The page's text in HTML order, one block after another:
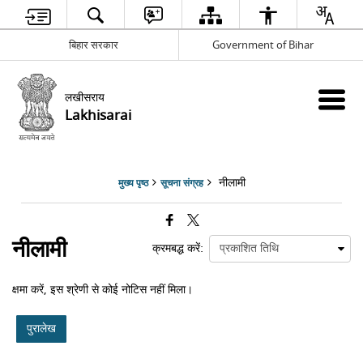
बिहार सरकार Government of Bihar
लखीसराय
Lakhisarai
मुख्य पृष्ठ सूचना संग्रह नीलामी
नीलामी क्रमबद्ध करें:
क्षमा करें, इस श्रेणी से कोई नोटिस नहीं मिला।
पुरालेख